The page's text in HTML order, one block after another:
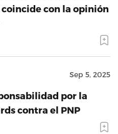
con la opinión
Sep 5, 2025
por la
contra el PNP